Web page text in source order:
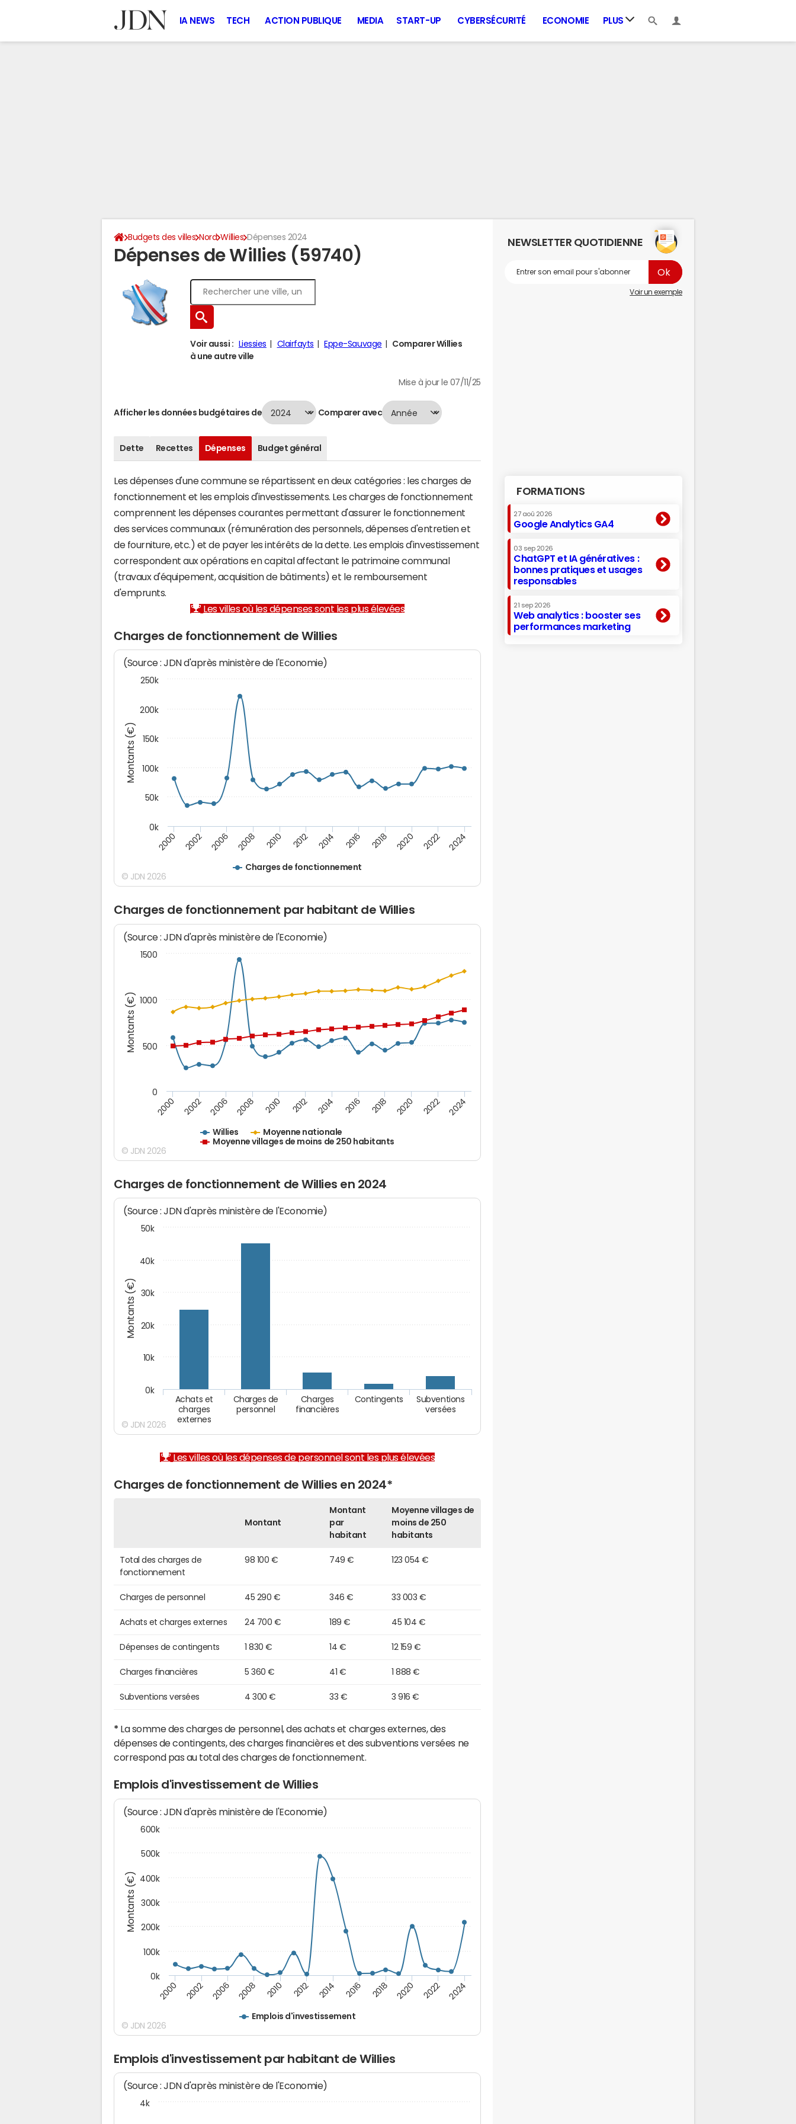
IA NEWS TECH ACTION PUBLIQUE MEDIA START-UP CYBERSÉCURITÉ ECONOMIE PLUS
Budgets des villes Nord Willies Dépenses 2024
Dépenses de Willies (59740)
Voir aussi : Liessies Clairfayts Eppe-Sauvage
Comparer Willies
à une autre ville
Mise à jour le 07/11/25
Afficher les données budgétaires de Comparer avec
Dette Recettes Dépenses Budget général
Les dépenses d'une commune se répartissent en deux catégories : les charges de
fonctionnement et les emplois d'investissements. Les charges de fonctionnement
comprennent les dépenses courantes permettant d'assurer le fonctionnement
des services communaux (rémunération des personnels, dépenses d'entretien et
de fourniture, etc.) et de payer les intérêts de la dette. Les emplois d'investissement
correspondent aux opérations en capital affectant le patrimoine communal
(travaux d'équipement, acquisition de bâtiments) et le remboursement
d'emprunts.
Les villes où les dépenses sont les plus élevées
Charges de fonctionnement de Willies
Montants (€)
(Source : JDN d'après ministère de l'Economie)
Charges de fonctionnement
2000 2002 2006 2008 2010 2012 2014 2016 2018 2020 2022 2024
0k
50k
100k
150k
200k
250k
© JDN 2026
Charges de fonctionnement par habitant de Willies
Montants (€)
(Source : JDN d'après ministère de l'Economie)
Willies
Moyenne nationale
Moyenne villages de moins de 250 habitants
2000 2002 2006 2008 2010 2012 2014 2016 2018 2020 2022 2024
0
500
1000
1500
© JDN 2026
Charges de fonctionnement de Willies en 2024
Montants (€)
(Source : JDN d'après ministère de l'Economie)
Achats et
charges
externes
Charges de
personnel
Charges
financières
Contingents
Subventions
versées
0k
10k
20k
30k
40k
50k
© JDN 2026
Les villes où les dépenses de personnel sont les plus élevées
Charges de fonctionnement de Willies en 2024*
Montant
Montant
par
habitant
Moyenne villages de
moins de 250
habitants
Total des charges de
fonctionnement
98 100 € 749 € 123 054 €
Charges de personnel 45 290 € 346 € 33 003 €
Achats et charges externes 24 700 € 189 € 45 104 €
Dépenses de contingents 1 830 € 14 € 12 159 €
Charges financières 5 360 € 41 € 1 888 €
Subventions versées 4 300 € 33 € 3 916 €
* La somme des charges de personnel, des achats et charges externes, des
dépenses de contingents, des charges financières et des subventions versées ne
correspond pas au total des charges de fonctionnement.
Emplois d'investissement de Willies
Montants (€)
(Source : JDN d'après ministère de l'Economie)
Emplois d'investissement
2000 2002 2006 2008 2010 2012 2014 2016 2018 2020 2022 2024
0k
100k
200k
300k
400k
500k
600k
© JDN 2026
Emplois d'investissement par habitant de Willies
(Source : JDN d'après ministère de l'Economie)
4k
NEWSLETTER QUOTIDIENNE
Voir un exemple
FORMATIONS
27 aoû 2026
Google Analytics GA4
03 sep 2026
ChatGPT et IA génératives :
bonnes pratiques et usages
responsables
21 sep 2026
Web analytics : booster ses
performances marketing